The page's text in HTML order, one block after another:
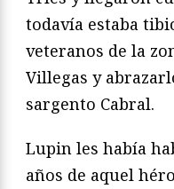
todavía estaba
veteranos de la
Villegas y
sargento Cabral.
Lupin les había
años de aquel